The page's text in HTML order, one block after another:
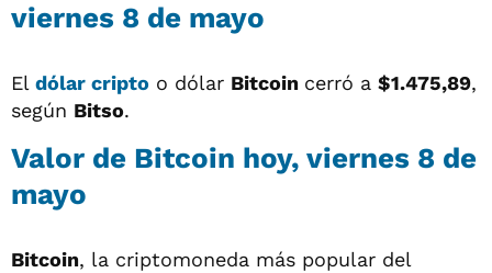
viernes 8 de mayo
El dólar cripto o dólar Bitcoin cerró a $1.475,89,
según Bitso.
Valor de Bitcoin hoy, viernes 8 de
mayo
Bitcoin, la criptomoneda más popular del